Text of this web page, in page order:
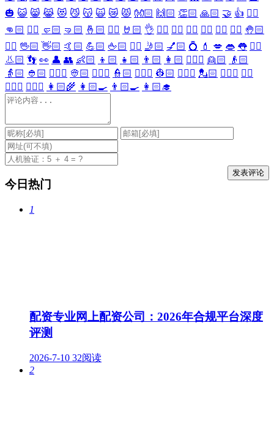
🎃 😺 😸 😹 😻 😼 😽 🙀 😿 😾 👐🏻 🙌🏻 👏🏻 🙏🏻 🤝 👍 👎🏻
👊🏻 ✊🏻 🤛🏻 🤜🏻 🤞🏻 ✌🏻 🤘🏻 👌 👈🏻 👉🏻 👆🏻 👇🏻 ☝🏻 ✋🏻 🤚🏻
🖐🏻 🖖🏻 👋🏻 🤙🏻 💪🏻 🖕🏻 ✍🏻 🤳🏻 💅🏻 💍 💄 💋 👄 👅 👂🏻
👃🏻 👣 👀 👤 👥 👶🏻 👦🏻 👧🏻 👨🏻 👩🏻 👱🏻‍♀️ 👱🏻
👴🏻
👵🏻 👲🏻 👳🏻‍♀️ 👳🏻 👮🏻‍♀️ 👮🏻 👷🏻‍♀️ 👷🏻 💂🏻‍♀️ 💂🏻 🕵🏻‍♀️ 🕵🏻
👩🏻‍⚕️ 👨🏻‍⚕️ 👩🏻‍🌾 👩🏻‍🍳 👨🏻‍🍳 👩🏻‍🎓
今日热门
1
配资专业网上配资公司：2026年合规平台深度
评测
2026-7-10 32阅读
2